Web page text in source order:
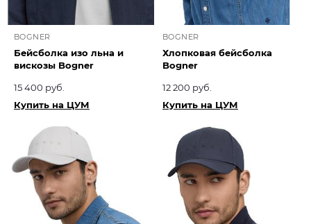
BOGNER
Бейсболка изо льна и
вискозы Bogner
15 400 руб.
Купить на ЦУМ
BOGNER
Хлопковая бейсболка
Bogner
12 200 руб.
Купить на ЦУМ